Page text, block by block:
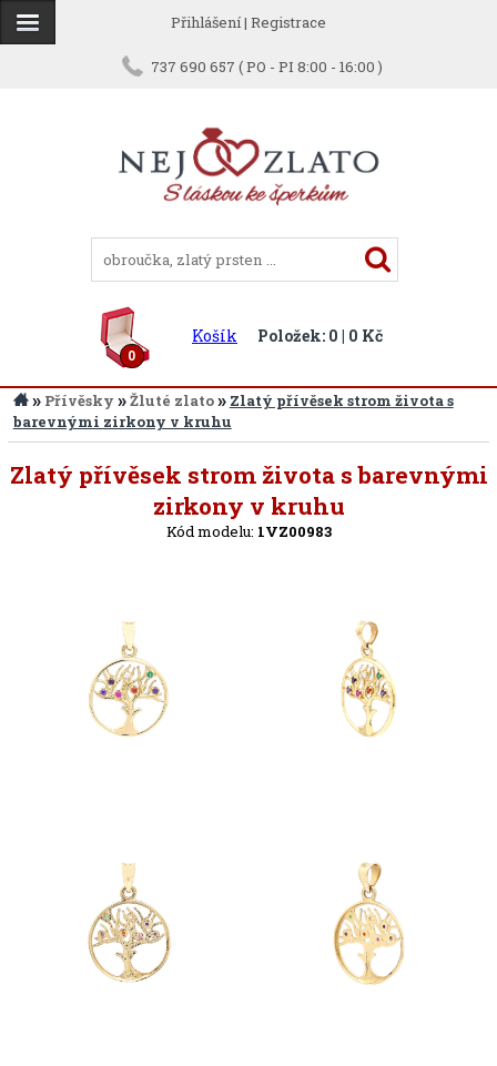
Přihlášení| Registrace
737 690 657 ( PO - PI 8:00 - 16:00 )
0
Košík Položek: 0 | 0 Kč
» Přívěsky »Žluté zlato» Zlatý přívěsek strom života s
barevnými zirkony v kruhu
Zlatý přívěsek strom života s barevnými
zirkony v kruhu
Kód modelu: 1VZ00983